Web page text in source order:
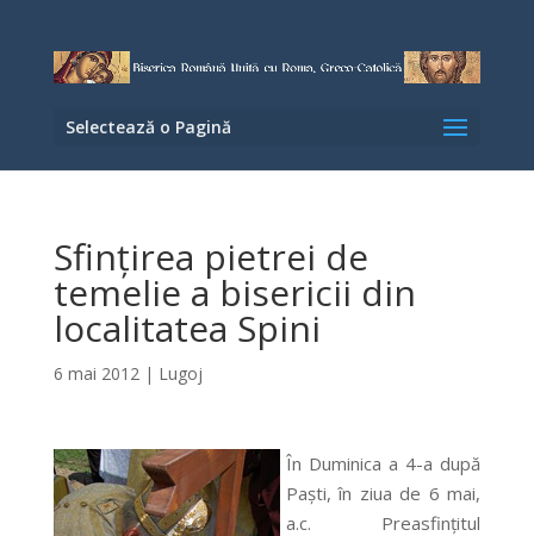
Selectează o Pagină
Sfinţirea pietrei de
temelie a bisericii din
localitatea Spini
6 mai 2012| Lugoj
În Duminica a 4-a după
Paşti, în ziua de 6 mai,
a.c. Preasfinţitul